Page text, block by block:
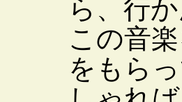
ら、行
この音
をもら